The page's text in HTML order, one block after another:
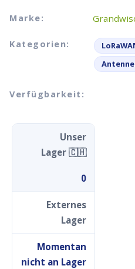
Marke:
Kategorien:
Verfügbarkeit:
Unser
Lager 🇨🇭
0
Externes
Lager
Momentan
nicht an Lager